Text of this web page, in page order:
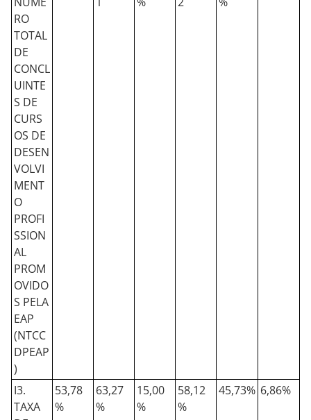
RO
TOTAL
DE
CONCL
UINTE
S DE
CURS
OS DE
DESEN
VOLVI
MENT
O
PROFI
SSION
AL
PROM
OVIDO
S PELA
EAP
(NTCC
DPEAP
)
I3.
TAXA
53,78
%
63,27
%
15,00
%
58,12
%
45,73% 6,86%